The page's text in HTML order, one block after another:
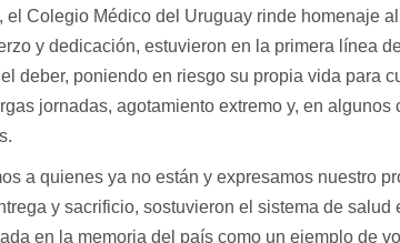
el Colegio Médico del Uruguay rinde homenaje
y dedicación, estuvieron en la primera línea
deber, poniendo en riesgo su propia vida para
jornadas, agotamiento extremo y, en
a quienes ya no están y expresamos nuestro
y sacrificio, sostuvieron el sistema de
en la memoria del país como un ejemplo de